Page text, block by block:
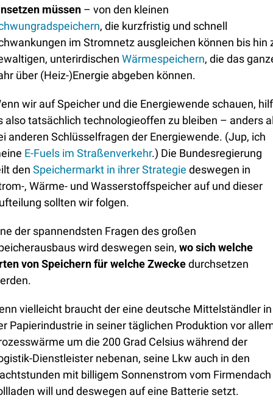
müssen
, die kurzfristig und schnell
im Stromnetz ausgleichen können bis hin
unterirdischen Wärmespeichern, die das
über (Heiz-)Energie abgeben können.
wir auf Speicher und die Energiewende schauen,
also tatsächlich technologieoffen zu bleiben – anders
anderen Schlüsselfragen der Energiewende. (Jup, ich
E-Fuels im Straßenverkehr.) Die Bundesregierung
den Speichermarkt in ihrer Strategie deswegen in
, Wärme- und Wasserstoffspeicher auf und dieser
sollten wir folgen.
der spannendsten Fragen des großen
wird deswegen sein, wo sich welche
von Speichern für welche Zwecke durchsetzen
vielleicht braucht der eine deutsche Mittelständler in
Papierindustrie in seiner täglichen Produktion vor
um die 200 Grad Celsius während der
Dienstleister nebenan, seine Lkw auch in den
mit billigem Sonnenstrom vom Firmendach
will und deswegen auf eine Batterie setzt.